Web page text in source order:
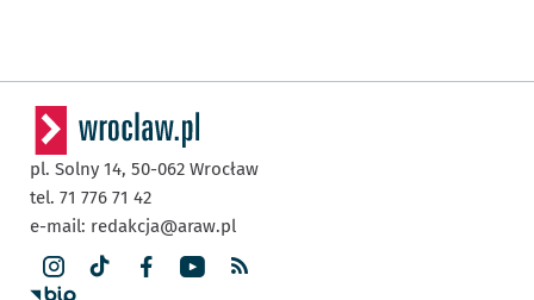
pl. Solny 14, 50-062 Wrocław
tel. 71 776 71 42
e-mail: redakcja@araw.pl